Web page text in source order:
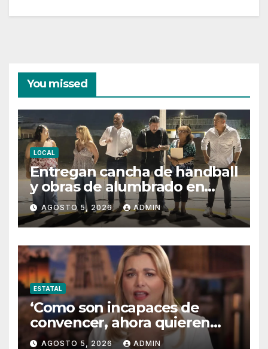
You missed
LOCAL
Entregan cancha de handball
y obras de alumbrado en
Torres del Sur y Praderas de
Oriente
AGOSTO 5, 2026 ADMIN
ESTATAL
‘Como son incapaces de
convencer, ahora quieren
censurar’
AGOSTO 5, 2026 ADMIN